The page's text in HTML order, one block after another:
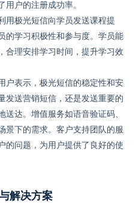
用户的注册成功率。
用极光短信向学员发送课程提
的学习积极性和参与度。学员能
合理安排学习时间，提升学习效
户表示，极光短信的稳定性和安
发送营销短信，还是发送重要的
达。增值服务如语音验证码、
景下的需求。客户支持团队的服
的问题，为用户提供了良好的使
解决方案